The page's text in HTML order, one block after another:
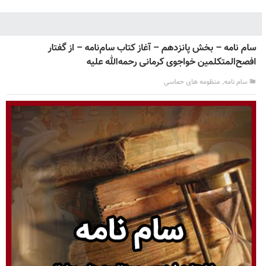
سام نامه – بخش پانزدهم – آغاز کتاب سام‌نامه – از گفتار
افصح‌المتکلمین خواجوی کرمانی رحمه‌الله علیه
سام نامه, منظومه های حماسی